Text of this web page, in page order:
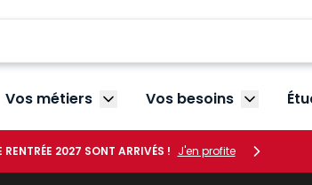
Vos métiers Afficher le sous-menu Vos
Vos besoins Afficher
RENTRÉE 2027 SONT ARRIVÉS ! J'en profite